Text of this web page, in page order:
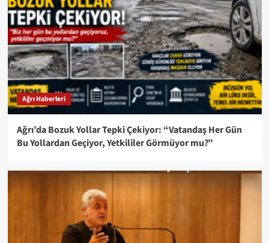
Ağrı Haberleri
Ağrı’da Bozuk Yollar Tepki Çekiyor: “Vatandaş Her Gün
Bu Yollardan Geçiyor, Yetkililer Görmüyor mu?”